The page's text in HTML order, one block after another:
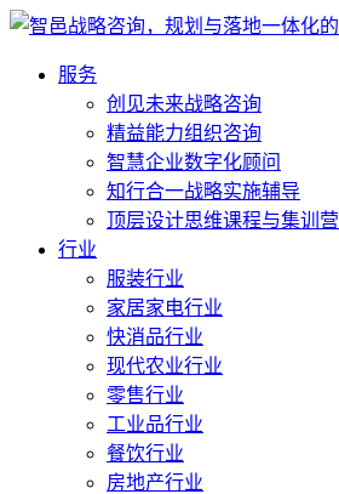
服务
创见未来战略咨询
精益能力组织咨询
智慧企业数字化顾问
知行合一战略实施辅导
顶层设计思维课程与集训营
行业
服装行业
家居家电行业
快消品行业
现代农业行业
零售行业
工业品行业
餐饮行业
房地产行业